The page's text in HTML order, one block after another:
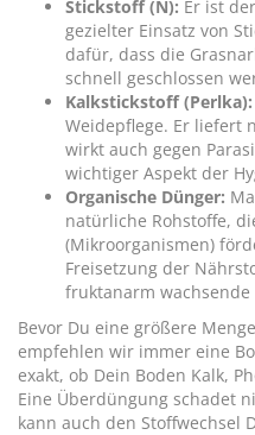
Stickstoff (N): Er ist
gezielter Einsatz von
dafür, dass die
schnell geschlossen
Kalkstickstoff (Perlka):
Weidepflege. Er liefert
wirkt auch gegen
wichtiger Aspekt der
Organische Dünger:
natürliche Rohstoffe,
(Mikroorganismen)
Freisetzung der
fruktanarm
Bevor Du eine größere
empfehlen wir immer eine
exakt, ob Dein Boden Kalk,
Eine Überdüngung schadet
kann auch den Stoffwechsel